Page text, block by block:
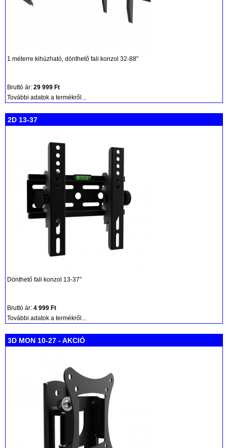
1 méterre kihúzható, dönthető fali konzol 32-88"
Bruttó ár: 29 999 Ft
További adatok a termékről...
2D 13-37
Dönthető fali konzol 13-37"
Bruttó ár: 4 999 Ft
További adatok a termékről...
3D MON 10-27 - AKCIÓ